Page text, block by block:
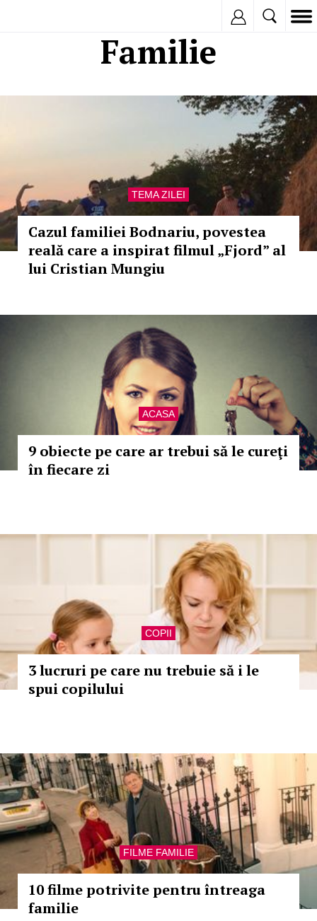
Familie
TEMA ZILEI
Cazul familiei Bodnariu, povestea
reală care a inspirat filmul „Fjord” al
lui Cristian Mungiu
ACASA
9 obiecte pe care ar trebui să le cureţi
în fiecare zi
COPII
3 lucruri pe care nu trebuie să i le
spui copilului
FILME FAMILIE
10 filme potrivite pentru întreaga
familie